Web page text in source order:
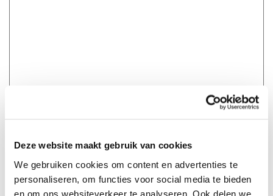
Deze website maakt gebruik van cookies
We gebruiken cookies om content en advertenties te
personaliseren, om functies voor social media te bieden
en om ons websiteverkeer te analyseren. Ook delen we
Waar heeft u ons gevonden?